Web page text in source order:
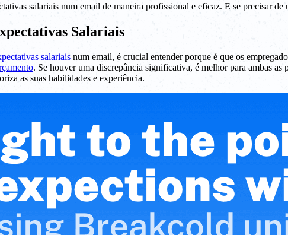
salariais num email de maneira profissional e eficaz. E se precisar
Salariais
salariais num email, é crucial entender porque é que os
. Se houver uma discrepância significativa, é melhor para ambas as
as suas habilidades e experiência.